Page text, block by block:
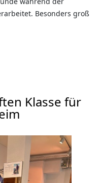
Besonders groß
Klasse für